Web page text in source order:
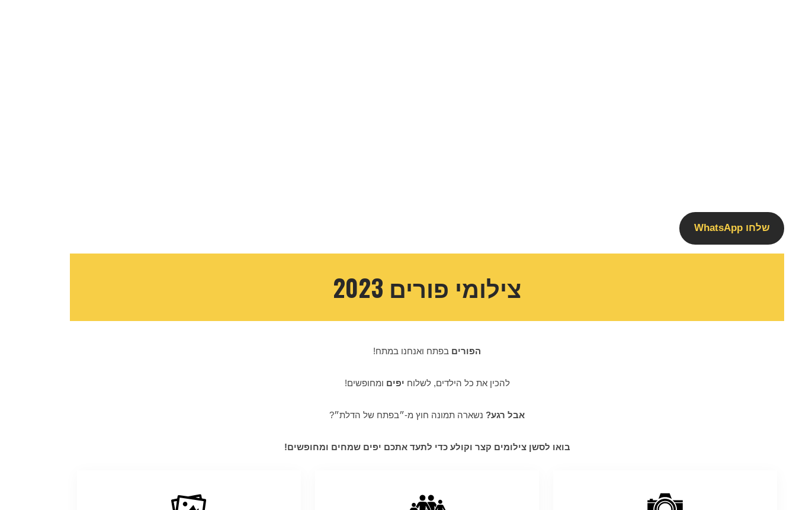
שלחו WhatsApp
צילומי פורים 2023
הפורים בפתח ואנחנו במתח!
להכין את כל הילדים, לשלוח יפים ומחופשים!
אבל רגע? נשארה תמונה חוץ מ-״בפתח של הדלת״?
בואו לסשן צילומים קצר וקולע כדי לתעד אתכם יפים שמחים ומחופשים!